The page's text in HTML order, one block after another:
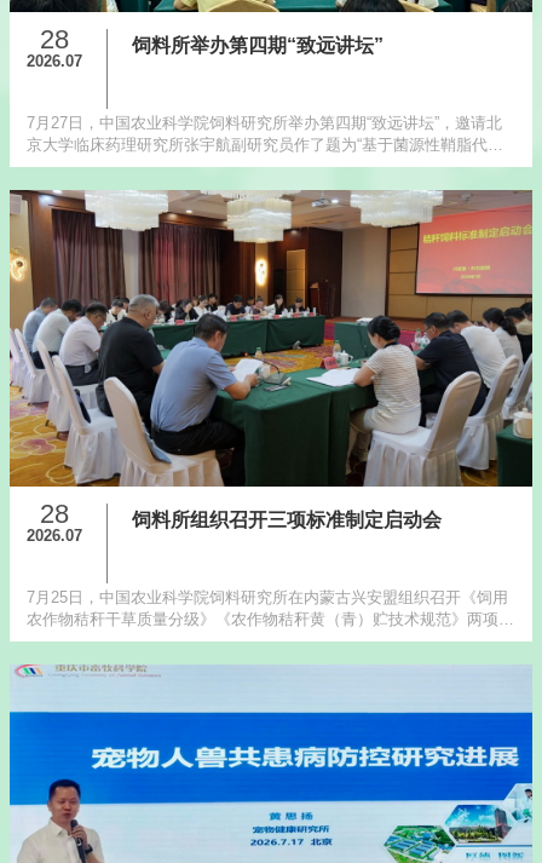
28
2026.07
饲料所举办第四期“致远讲坛”
7月27日，中国农业科学院饲料研究所举办第四期“致远讲坛”，邀请北
京大学临床药理研究所张宇航副研究员作了题为“基于菌源性鞘脂代谢
的药物代谢动力学机制研究”学术报告。饲料所反刍动物营养与饲料创
新团队毕研...
28
2026.07
饲料所组织召开三项标准制定启动会
7月25日，中国农业科学院饲料研究所在内蒙古兴安盟组织召开《饲用
农作物秸秆干草质量分级》《农作物秸秆黄（青）贮技术规范》两项农
业行业标准和《饲料原料碳氮足迹核算方法 大豆、豆粕及大豆秸秆》
团体标准制定...